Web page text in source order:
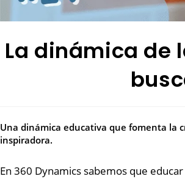
La dinámica de
Una dinámica educativa que fomenta la
inspiradora.
En 360 Dynamics sabemos que